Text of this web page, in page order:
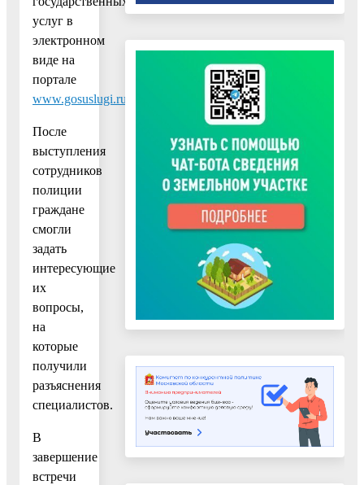
услуг в
электронном
виде на
портале
www.gosuslugi.ru
После
выступления
сотрудников
полиции
граждане
смогли
задать
интересующие
их
вопросы,
на
которые
получили
разъяснения
специалистов.
В
завершение
встречи